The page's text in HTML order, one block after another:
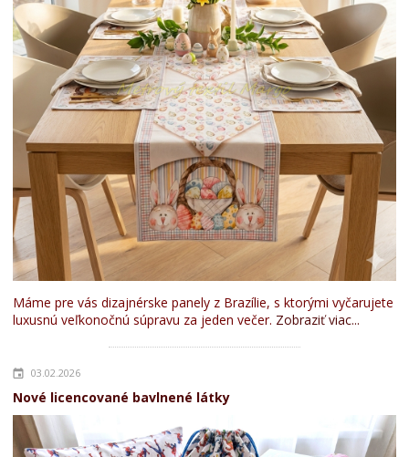
Máme pre vás dizajnérske panely z Brazílie, s ktorými vyčarujete
luxusnú veľkonočnú súpravu za jeden večer. Zobraziť viac...
03.02.2026
Nové licencované bavlnené látky